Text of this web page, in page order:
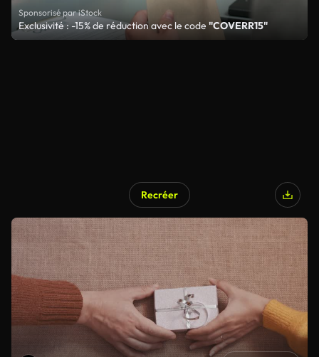
Sponsorisé par iStock
Exclusivité : -15% de réduction avec le code "COVERR15"
Recréer